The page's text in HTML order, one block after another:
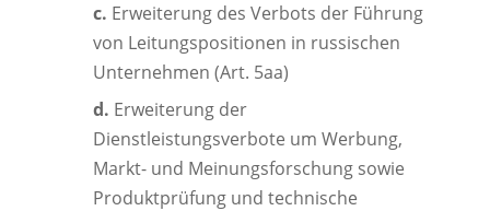
c. Erweiterung des Verbots der Führung
von Leitungspositionen in russischen
Unternehmen (Art. 5aa)
d. Erweiterung der
Dienstleistungsverbote um Werbung,
Markt- und Meinungsforschung sowie
Produktprüfung und technische